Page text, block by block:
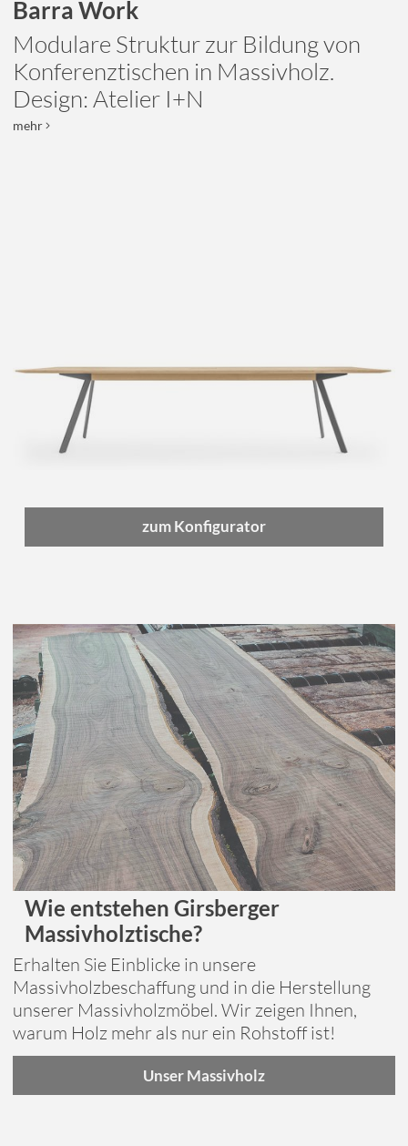
Barra Work
Modulare Struktur zur Bildung von
Konferenztischen in Massivholz.
Design: Atelier I+N
mehr
zum Konfigurator
Wie entstehen Girsberger
Massivholztische?
Erhalten Sie Einblicke in unsere
Massivholzbeschaffung und in die Herstellung
unserer Massivholzmöbel. Wir zeigen Ihnen,
warum Holz mehr als nur ein Rohstoff ist!
Unser Massivholz